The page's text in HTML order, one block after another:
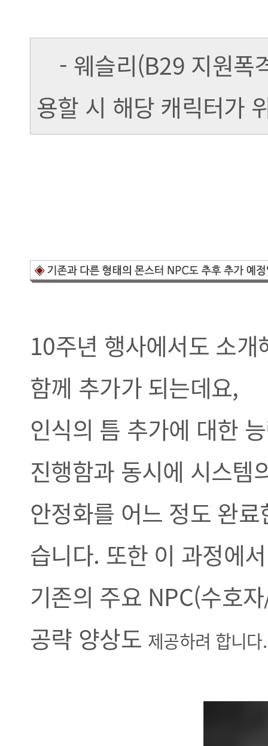
- 웨슬리(B29 지원폭
용할 시 해당 캐릭터가
10주년 행사에서도 소
함께 추가가 되는데요,
인식의 틈 추가에 대한
진행함과 동시에 시스템
안정화를 어느 정도 완
습니다. 또한 이 과정에서
기존의 주요 NPC(수호
공략 양상도 제공하려 합니다.